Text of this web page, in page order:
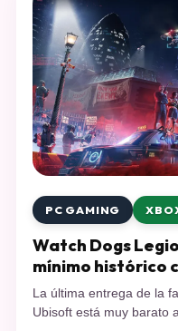
PC GAMING
Watch Dogs
mínimo histórico
La última entrega de la
Ubisoft está muy barato